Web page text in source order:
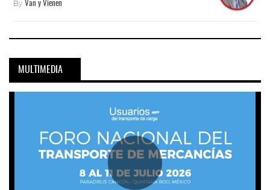
By Van y Vienen
MULTIMEDIA